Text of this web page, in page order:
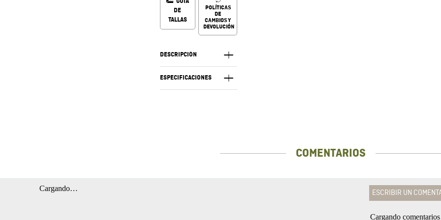
DE
TALLAS
POLÍTICAS
DE
CAMBIOS Y
DEVOLUCIÓN
DESCRIPCIÓN
ESPECIFICACIONES
COMENTARIOS
Cargando… ESCRIBIR UN
Cargando